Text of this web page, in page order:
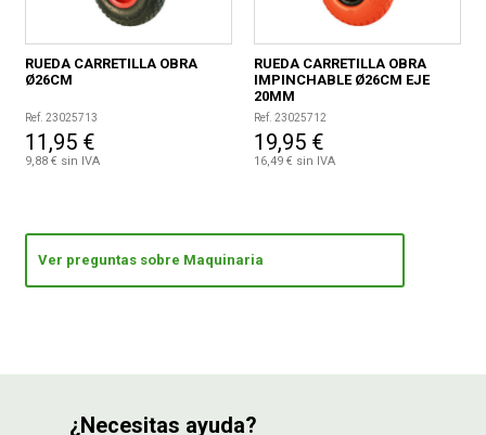
RUEDA CARRETILLA OBRA
Ø26CM
Ref. 23025713
11,95 €
9,88 € sin IVA
RUEDA CARRETILLA OBRA
IMPINCHABLE Ø26CM EJE
20MM
Ref. 23025712
19,95 €
16,49 € sin IVA
Ver preguntas sobre Maquinaria
¿Necesitas ayuda?